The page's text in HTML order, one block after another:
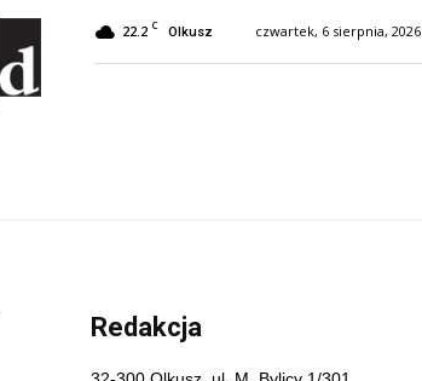
22.2 C Olkusz czwartek, 6 sierpnia, 2026
Redakcja